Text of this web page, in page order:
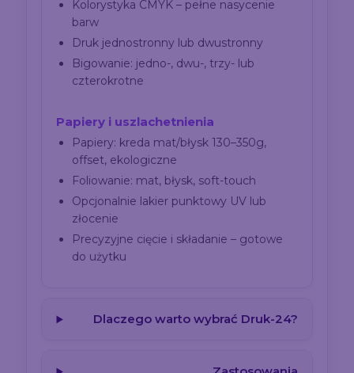
Kolorystyka CMYK – pełne nasycenie
barw
Druk jednostronny lub dwustronny
Bigowanie: jedno-, dwu-, trzy- lub
czterokrotne
Papiery i uszlachetnienia
Papiery: kreda mat/błysk 130–350g,
offset, ekologiczne
Foliowanie: mat, błysk, soft-touch
Opcjonalnie lakier punktowy UV lub
złocenie
Precyzyjne cięcie i składanie – gotowe
do użytku
Dlaczego warto wybrać Druk-24?